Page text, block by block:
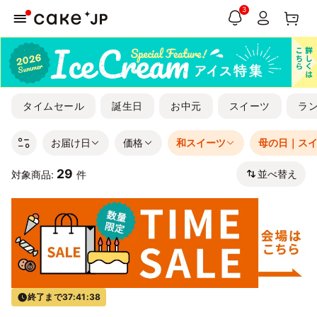
3
タイムセール 誕生日 お中元 スイーツ ラ
お届け日 価格 和スイーツ 母の日｜ス
対象商品: 29 件 並べ替え
終了まで37:41:38